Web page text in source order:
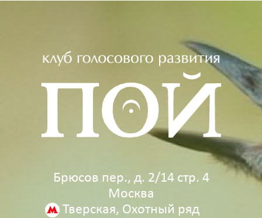
Брюсов пер., д. 2/14 стр. 4
Москва
Тверская, Охотный ряд